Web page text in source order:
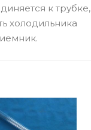
к трубке,
холодильника